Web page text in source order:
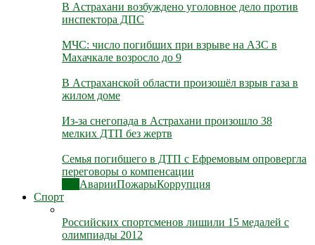
В Астрахани возбуждено уголовное дело против
инспектора ДПС
МЧС: число погибших при взрыве на АЗС в
Махачкале возросло до 9
В Астраханской области произошёл взрыв газа в
жилом доме
Из-за снегопада в Астрахани произошло 38
мелких ДТП без жертв
Семья погибшего в ДТП с Ефремовым опровергла
переговоры о компенсации
АварииПожарыКоррупция
Спорт
Российских спортсменов лишили 15 медалей с
олимпиады 2012